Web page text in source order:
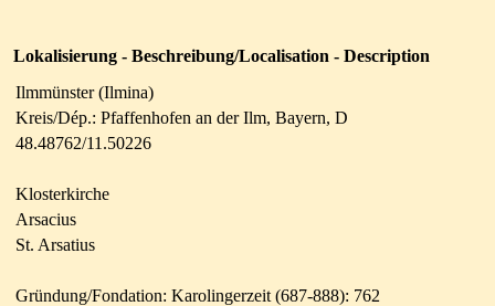
Lokalisierung - Beschreibung/Localisation - Description
Ilmmünster (Ilmina)
Kreis/Dép.: Pfaffenhofen an der Ilm, Bayern, D
48.48762/11.50226
Klosterkirche
Arsacius
St. Arsatius
Gründung/Fondation: Karolingerzeit (687-888): 762